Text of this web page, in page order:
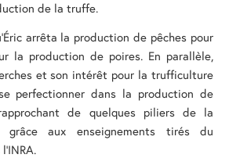
de la truffe.
arrêta la production de pêches pour
la production de poires. En parallèle,
et son intérêt pour la trufficulture
perfectionner dans la production de
de quelques piliers de la
aux enseignements tirés du